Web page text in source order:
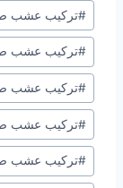
#تركيب عشب صناعي
#تركيب عشب صناعي
#تركيب عشب صناعي
#تركيب عشب صناعي
#تركيب عشب صناعي